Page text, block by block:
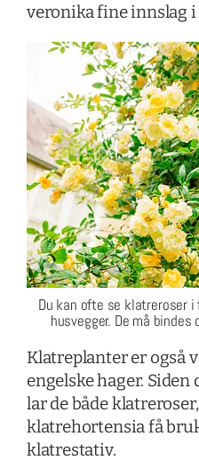
veronika fine innslag i
Du kan ofte se klatreroser
husvegger. De må
Klatreplanter er også
engelske hager.
lar de både
klatrehortensia få
klatrestativ.